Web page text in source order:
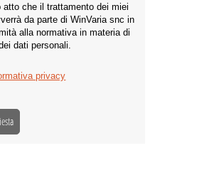
atto che il trattamento dei miei
da parte di WinVaria snc in
alla normativa in materia di
dati personali.
privacy